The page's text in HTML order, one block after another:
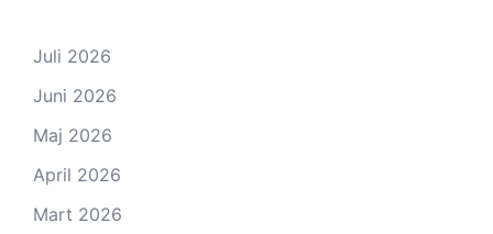
Juli 2026
Juni 2026
Maj 2026
April 2026
Mart 2026